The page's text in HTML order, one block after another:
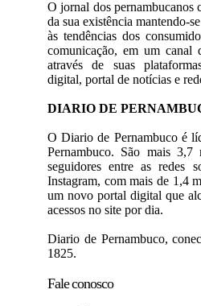
O jornal dos pernambucanos
da sua existência mantendo-
às tendências dos
comunicação, em um canal
através de suas
digital, portal de notícias e
DIARIO DE
O Diario de Pernambuco é
Pernambuco. São mais
seguidores entre as redes
Instagram, com mais de 1,4
um novo portal digital que
acessos no site por dia.
Diario de Pernambuco,
1825.
Fale conosco